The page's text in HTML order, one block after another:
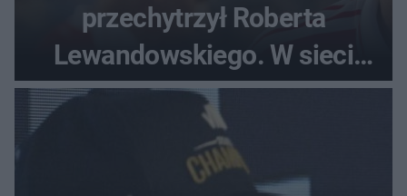
przechytrzył Roberta
Lewandowskiego. W sieci
krąży wideo z tego pojedynku